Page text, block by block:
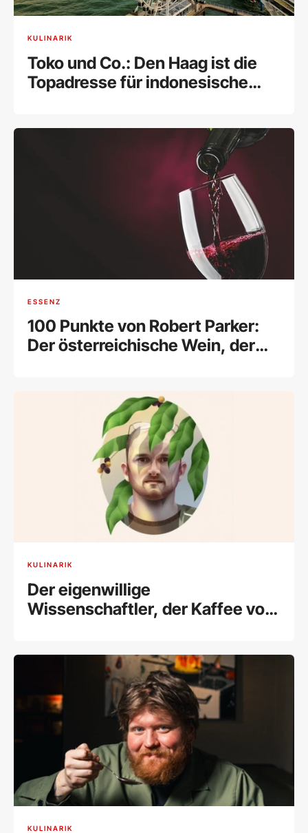
KULINARIK
Toko und Co.: Den Haag ist die
Topadresse für indonesische
ESSENZ
100 Punkte von Robert Parker:
Der österreichische Wein, der
KULINARIK
Der eigenwillige
Wissenschaftler, der Kaffee vor
KULINARIK